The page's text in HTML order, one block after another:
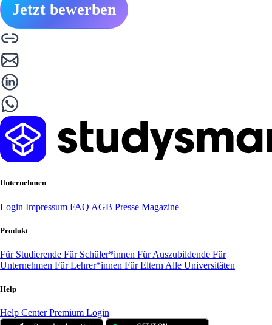
Jetzt bewerben
Unternehmen
Login Impressum FAQ AGB Presse Magazine
Produkt
Für Studierende Für Schüler*innen Für Auszubildende Für
Unternehmen Für Lehrer*innen Für Eltern Alle Universitäten
Help
Help CenterPremium Login